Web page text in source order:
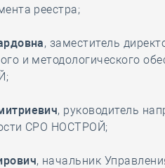
реестра;
, заместитель
и методологического
, руководитель
СРО НОСТРОЙ;
, начальник